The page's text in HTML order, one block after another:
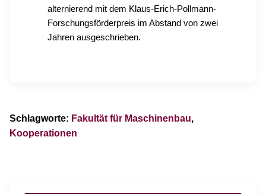
alternierend mit dem Klaus-Erich-Pollmann-
Forschungsförderpreis im Abstand von zwei
Jahren ausgeschrieben.
Schlagworte: Fakultät für Maschinenbau,
Kooperationen